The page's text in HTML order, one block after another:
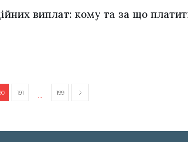
виплат: кому та за що
191 … 199